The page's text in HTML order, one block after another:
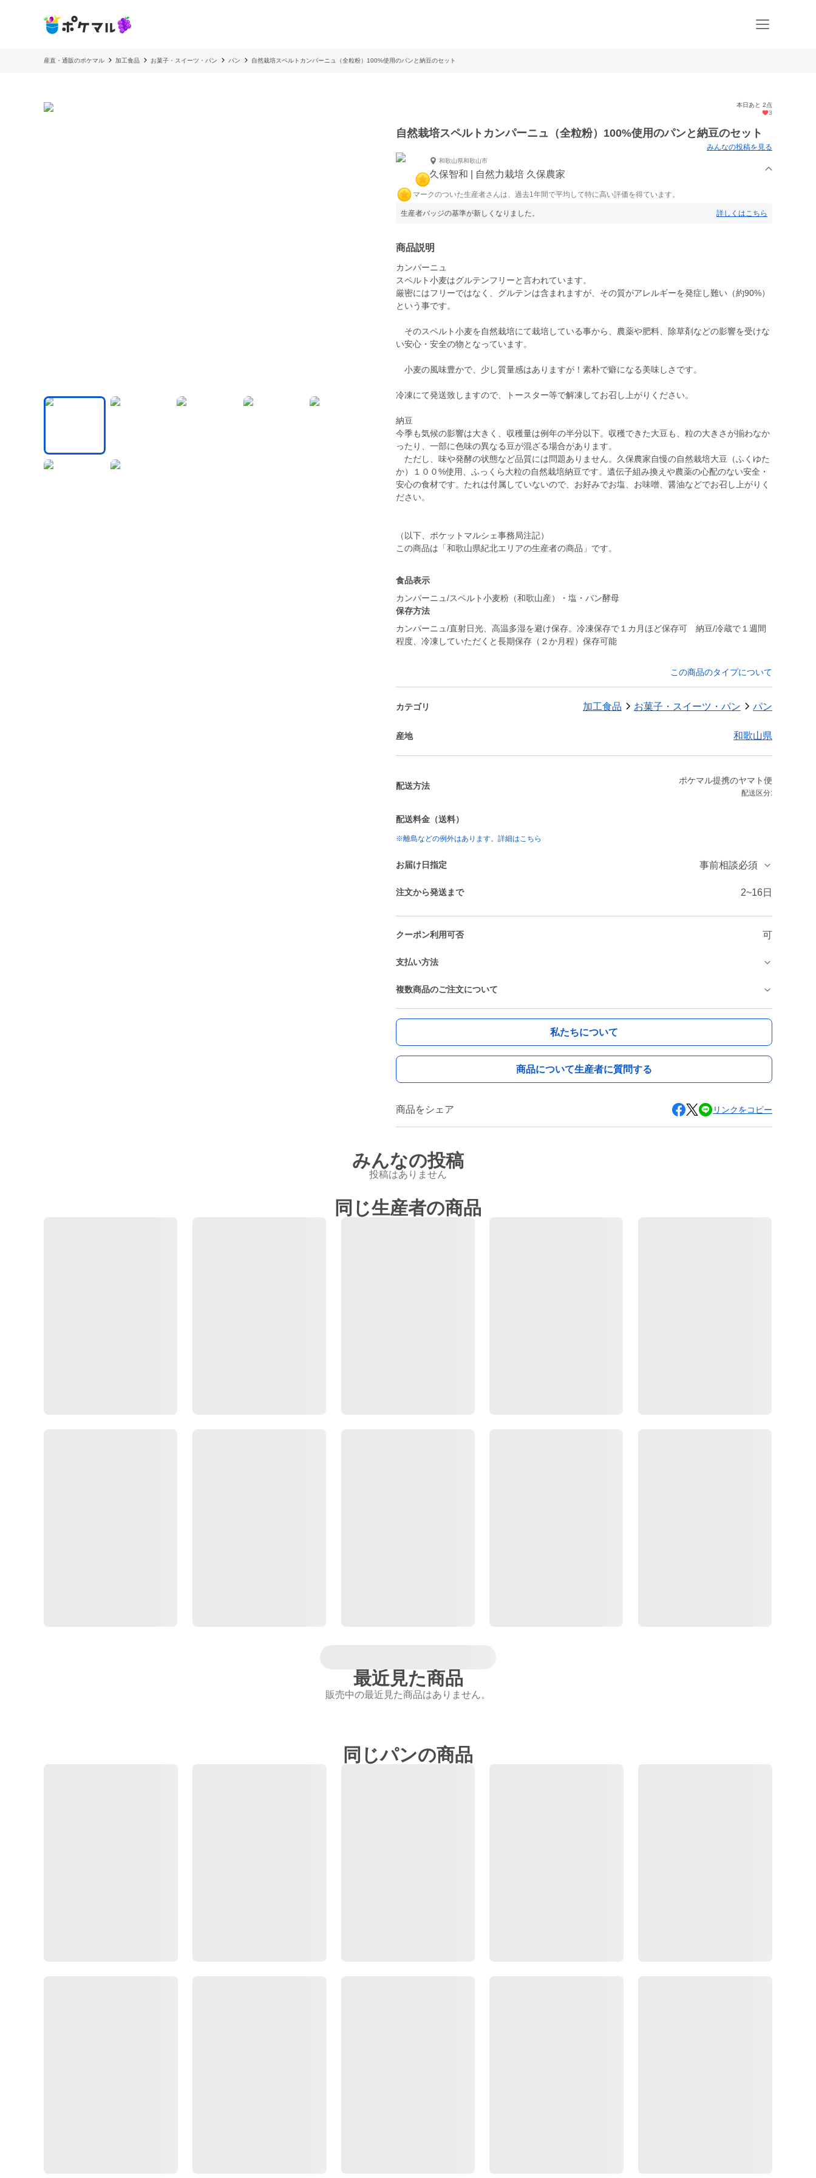
産直・通販のポケマル 加工食品 お菓子・スイーツ・パン パン 自然栽培スペルトカンパーニュ（全粒粉）100%使用のパンと納豆のセット
本日あと 2点
3
自然栽培スペルトカンパーニュ（全粒粉）100%使用のパンと納豆のセット
みんなの投稿を見る
和歌山県和歌山市
久保智和 | 自然力栽培 久保農家
マークのついた生産者さんは、過去1年間で平均して特に高い評価を得ています。
生産者バッジの基準が新しくなりました。 詳しくはこちら
商品説明
カンパーニュ
スペルト小麦はグルテンフリーと言われています。
厳密にはフリーではなく、グルテンは含まれますが、その質がアレルギーを発症し難い（約90%）
という事です。
そのスペルト小麦を自然栽培にて栽培している事から、農薬や肥料、除草剤などの影響を受けな
い安心・安全の物となっています。
小麦の風味豊かで、少し質量感はありますが！素朴で癖になる美味しさです。
冷凍にて発送致しますので、トースター等で解凍してお召し上がりください。
納豆
今季も気候の影響は大きく、収穫量は例年の半分以下。収穫できた大豆も、粒の大きさが揃わなか
ったり、一部に色味の異なる豆が混ざる場合があります。
ただし、味や発酵の状態など品質には問題ありません。久保農家自慢の自然栽培大豆（ふくゆた
か）１００%使用、ふっくら大粒の自然栽培納豆です。遺伝子組み換えや農薬の心配のない安全・
安心の食材です。たれは付属していないので、お好みでお塩、お味噌、醤油などでお召し上がりく
ださい。
（以下、ポケットマルシェ事務局注記）
この商品は「和歌山県紀北エリアの生産者の商品」です。
食品表示
カンパーニュ/スペルト小麦粉（和歌山産）・塩・パン酵母
保存方法
カンパーニュ/直射日光、高温多湿を避け保存。冷凍保存で１カ月ほど保存可 納豆/冷蔵で１週間
程度、冷凍していただくと長期保存（２か月程）保存可能
この商品のタイプについて
カテゴリ 加工食品 お菓子・スイーツ・パン パン
産地 和歌山県
配送方法
ポケマル提携のヤマト便
配送区分:
配送料金（送料）
※離島などの例外はあります。詳細はこちら
お届け日指定 事前相談必須
注文から発送まで 2~16日
クーポン利用可否 可
支払い方法
複数商品のご注文について
私たちについて
商品について生産者に質問する
商品をシェア リンクをコピー
みんなの投稿
投稿はありません
同じ生産者の商品
最近見た商品
販売中の最近見た商品はありません。
同じパンの商品